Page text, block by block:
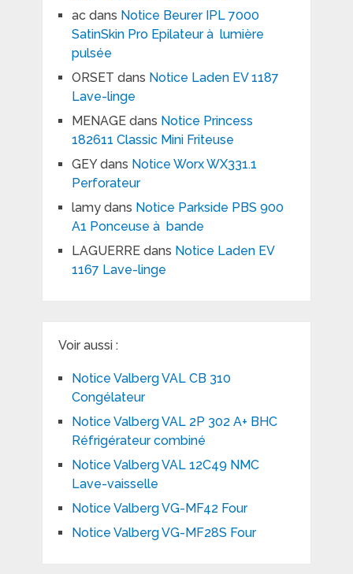
acdans Notice Beurer IPL 7000
SatinSkin Pro Epilateur à lumière
pulsée
ORSET dans Notice Laden EV 1187
Lave-linge
MENAGEdans Notice Princess
182611 Classic Mini Friteuse
GEYdans Notice Worx WX331.1
Perforateur
lamydans Notice Parkside PBS 900
A1 Ponceuse à bande
LAGUERREdans Notice Laden EV
1167 Lave-linge
Voir aussi :
Notice Valberg VAL CB 310
Congélateur
Notice Valberg VAL 2P 302 A+ BHC
Réfrigérateur combiné
Notice Valberg VAL 12C49 NMC
Lave-vaisselle
Notice Valberg VG-MF42 Four
Notice Valberg VG-MF28S Four